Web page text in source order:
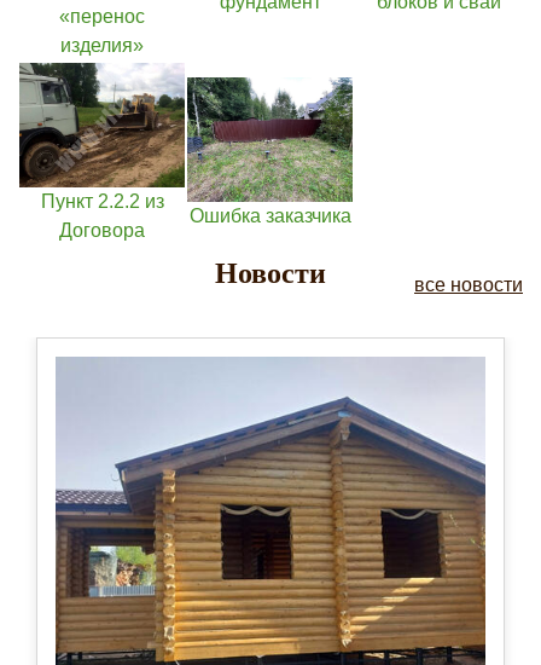
«перенос
изделия»
Пункт 2.2.2 из
Договора
Ошибка заказчика
Новости все новости